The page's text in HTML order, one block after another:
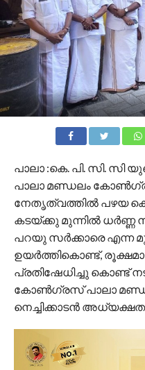
പാലാ :കെ. പി. സി. സി
പാലാ മണ്ഡലം
നേതൃത്വത്തിൽ പഴയ
കടയ്ക്കു മുന്നിൽ ധർണ്ണ
പറയു സർക്കാരെ എന്ന
ഉയർത്തികൊണ്ട്,
പ്രതിഷേധിച്ചു കൊണ്ട്
കോൺഗ്രസ്‌ പാലാ
നെച്ചിക്കാടൻ അധ്യക്ഷത